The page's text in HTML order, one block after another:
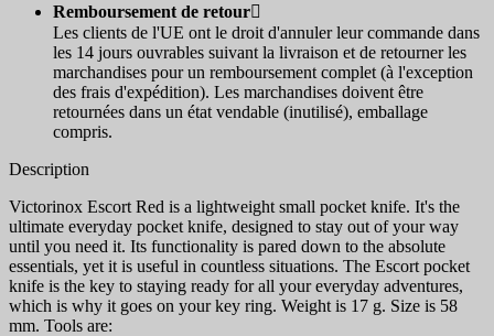
Remboursement de retour
Les clients de l'UE ont le droit d'annuler leur commande dans
les 14 jours ouvrables suivant la livraison et de retourner les
marchandises pour un remboursement complet (à l'exception
des frais d'expédition). Les marchandises doivent être
retournées dans un état vendable (inutilisé), emballage
compris.
Description
Victorinox Escort Red is a lightweight small pocket knife. It's the
ultimate everyday pocket knife, designed to stay out of your way
until you need it. Its functionality is pared down to the absolute
essentials, yet it is useful in countless situations. The Escort pocket
knife is the key to staying ready for all your everyday adventures,
which is why it goes on your key ring. Weight is 17 g. Size is 58
mm. Tools are: